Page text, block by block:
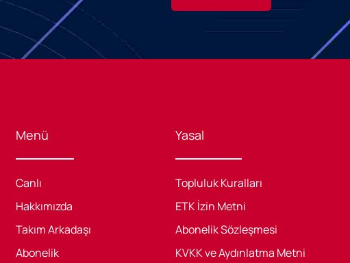
Menü
Canlı
Hakkımızda
Takım Arkadaşı
Abonelik
Yasal
Topluluk Kuralları
ETK İzin Metni
Abonelik Sözleşmesi
KVKK ve Aydınlatma Metni